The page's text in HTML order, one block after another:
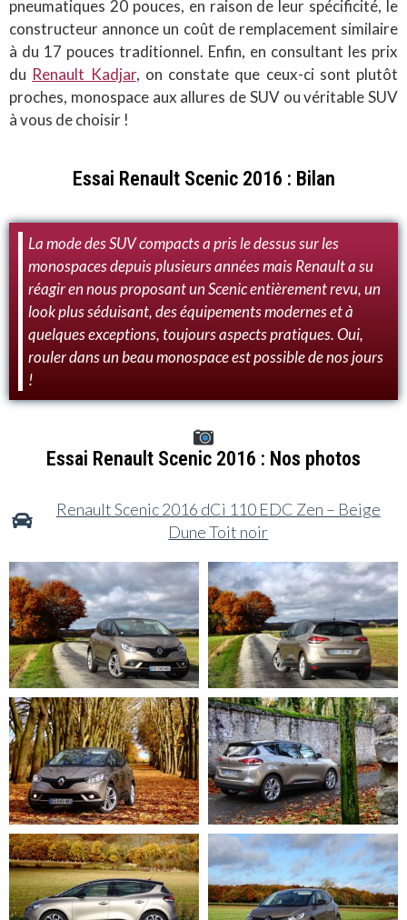
pneumatiques 20 pouces, en raison de leur spécificité, le
constructeur annonce un coût de remplacement similaire
à du 17 pouces traditionnel. Enfin, en consultant les prix
du Renault Kadjar, on constate que ceux-ci sont plutôt
proches, monospace aux allures de SUV ou véritable SUV
à vous de choisir !
Essai Renault Scenic 2016 : Bilan
La mode des SUV compacts a pris le dessus sur les
monospaces depuis plusieurs années mais Renault a su
réagir en nous proposant un Scenic entièrement revu, un
look plus séduisant, des équipements modernes et à
quelques exceptions, toujours aspects pratiques. Oui,
rouler dans un beau monospace est possible de nos jours
!
Essai Renault Scenic 2016 : Nos photos
Renault Scenic 2016 dCi 110 EDC Zen – Beige
Dune Toit noir